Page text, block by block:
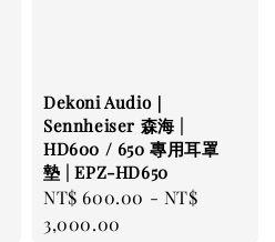
Dekoni Audio｜
Sennheiser 森海 |
HD600 / 650 專用耳罩
墊 | EPZ-HD650
Regular
price
NT$ 600.00 - NT$
3,000.00